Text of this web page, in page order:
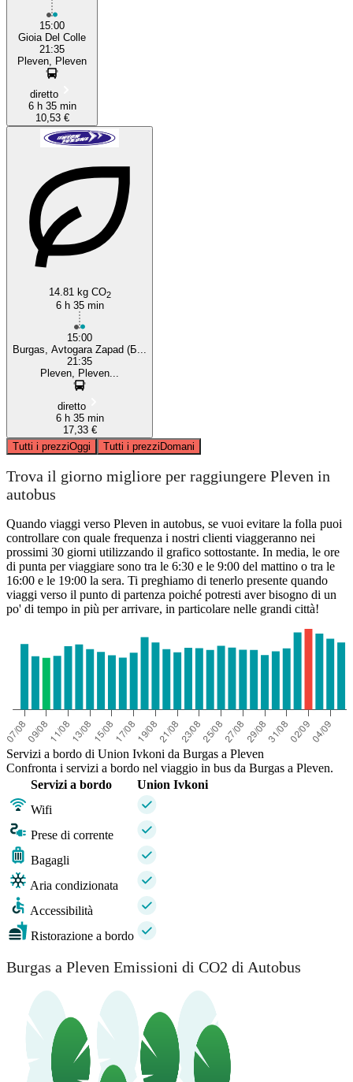
15:00
Gioia Del Colle
21:35
Pleven, Pleven
diretto
6 h 35 min
10,53 €
14.81 kg CO2
6 h 35 min
15:00
Burgas, Avtogara Zapad (Б...
21:35
Pleven, Pleven...
diretto
6 h 35 min
17,33 €
Tutti i prezziOggi Tutti i prezziDomani
Trova il giorno migliore per raggiungere Pleven in
autobus
Quando viaggi verso Pleven in autobus, se vuoi evitare la folla puoi
controllare con quale frequenza i nostri clienti viaggeranno nei
prossimi 30 giorni utilizzando il grafico sottostante. In media, le ore
di punta per viaggiare sono tra le 6:30 e le 9:00 del mattino o tra le
16:00 e le 19:00 la sera. Ti preghiamo di tenerlo presente quando
viaggi verso il punto di partenza poiché potresti aver bisogno di un
po' di tempo in più per arrivare, in particolare nelle grandi città!
Servizi a bordo di Union Ivkoni da Burgas a Pleven
Confronta i servizi a bordo nel viaggio in bus da Burgas a Pleven.
Servizi a bordo
Union Ivkoni
Wifi
Prese di corrente
Bagagli
Aria condizionata
Accessibilità
Ristorazione a bordo
Burgas a Pleven Emissioni di CO2 di Autobus